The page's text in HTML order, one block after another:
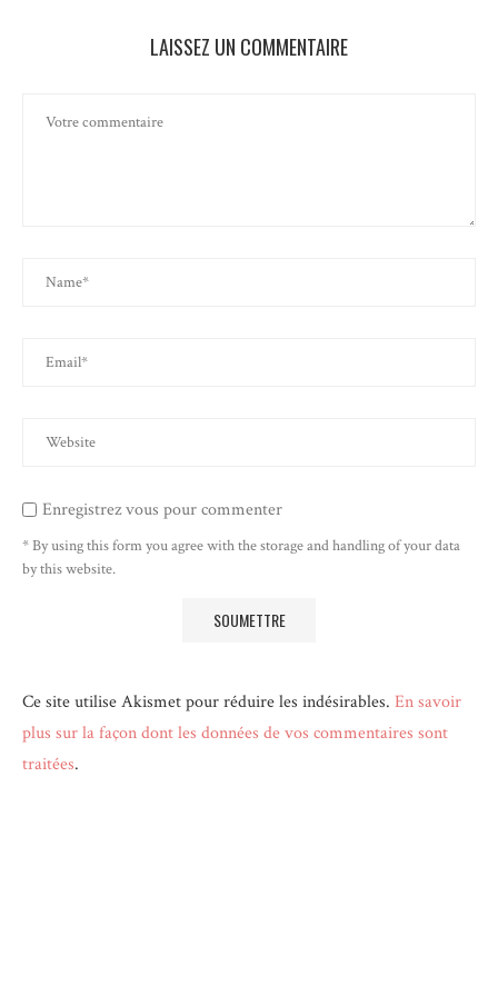
LAISSEZ UN COMMENTAIRE
Enregistrez vous pour commenter
* By using this form you agree with the storage and handling of your data
by this website.
Ce site utilise Akismet pour réduire les indésirables. En savoir
plus sur la façon dont les données de vos commentaires sont
traitées.